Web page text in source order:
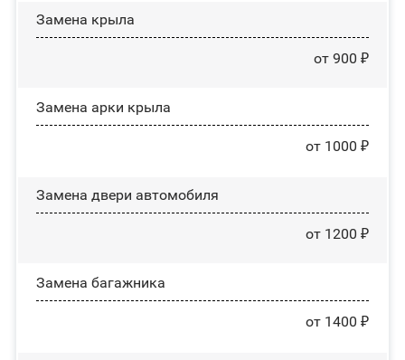
Замена крыла
от 900 ₽
Замена арки крыла
от 1000 ₽
Замена двери автомобиля
от 1200 ₽
Замена багажника
от 1400 ₽